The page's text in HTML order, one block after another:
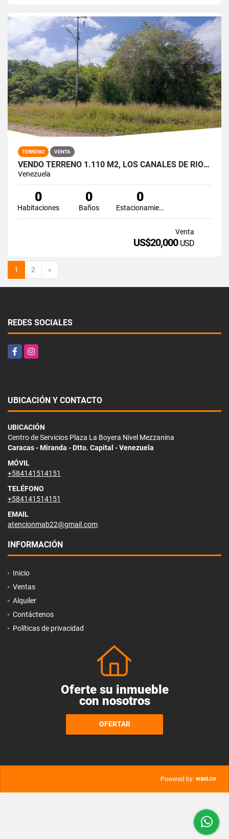
TERRENO VENTA
VENDO TERRENO 1.110 M2, LOS CANALES DE RIO CHICO. PÁEZ MIRANDA.
Venezuela
0
Habitaciones
0
Baños
0
Estacionamiento
Venta
US$20,000 USD
1 2 »
REDES SOCIALES
FacebookInstagram
UBICACIÓN Y CONTACTO
UBICACIÓN
Centro de Servicios Plaza La Boyera Nivel Mezzanina
Caracas - Miranda - Dtto. Capital - Venezuela
MÓVIL
+584141514151
TELÉFONO
+584141514151
EMAIL
atencionmab22@gmail.com
INFORMACIÓN
Inicio
Ventas
Alquiler
Contáctenos
Políticas de privacidad
Oferte su inmueble
con nosotros
OFERTAR
Powered by: wasi.co